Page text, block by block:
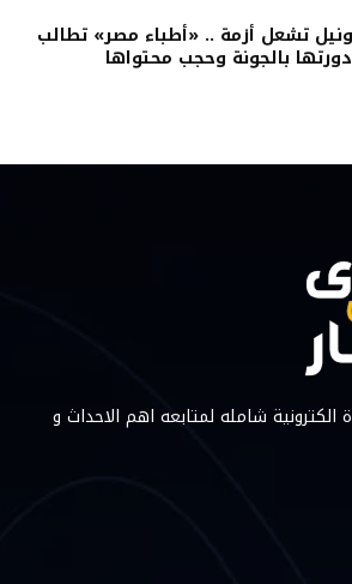
أونيل تشعل أزمة .. «أطباء مصر» تطالب
بالجونة وحجب محتواها
الكترونية شامله لمتابعه اهم الاحداث و